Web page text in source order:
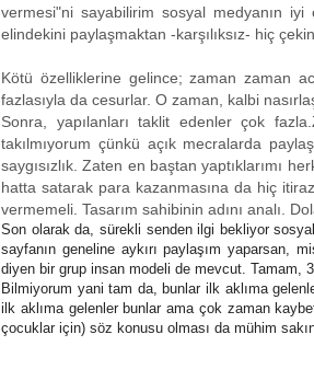
vermesi"ni sayabilirim sosyal medyanın
elindekini paylaşmaktan -karşılıksız- hiç
Kötü özelliklerine gelince; zaman zaman
fazlasıyla da cesurlar. O zaman, kalbi
Sonra, yapılanları taklit edenler çok
takılmıyorum çünkü açık mecralarda
saygısızlık. Zaten en baştan yaptıklarımı
hatta satarak para kazanmasına da hiç
vermemeli. Tasarım sahibinin adını analı.
Son olarak da, sürekli senden ilgi bekliyor
sayfanın geneline aykırı paylaşım yaparsan,
diyen bir grup insan modeli de mevcut. Tamam,
Bilmiyorum yani tam da, bunlar ilk aklıma
ilk aklıma gelenler bunlar ama çok zaman
çocuklar için) söz konusu olması da mühim